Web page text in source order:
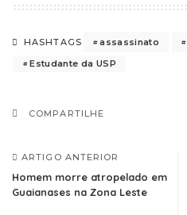
HASHTAGS assassinato
Estudante da USP
COMPARTILHE
ARTIGO ANTERIOR
Homem morre atropelado em
Guaianases na Zona Leste